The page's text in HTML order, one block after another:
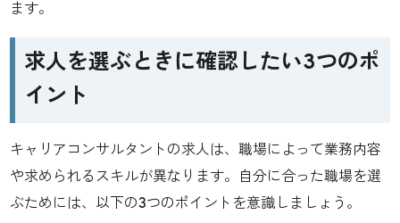
ます。
求人を選ぶときに確認したい3つのポ
イント
キャリアコンサルタントの求人は、職場によって業務内容
や求められるスキルが異なります。自分に合った職場を選
ぶためには、以下の3つのポイントを意識しましょう。